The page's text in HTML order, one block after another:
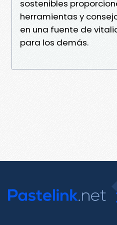
sostenibles
herramientas y
en una fuente de
para los demás.